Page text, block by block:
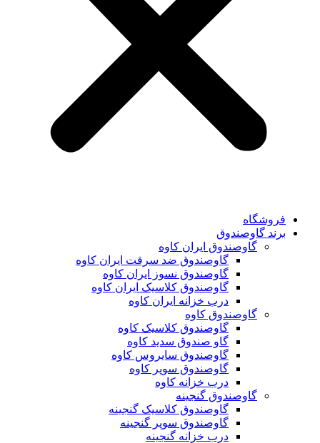
فروشگاه
برند گاوصندوق
گاوصندوق ایران کاوه
گاوصندوق ضد سرقت ایران کاوه
گاوصندوق نسوز ایران کاوه
گاوصندوق کلاسیک ایران کاوه
درب خزانه ایران کاوه
گاوصندوق کاوه
گاوصندوق کلاسیک کاوه
گاو صندوق سدید کاوه
گاوصندوق سایروس کاوه
گاوصندوق سوپر کاوه
درب خزانه کاوه
گاوصندوق گنجینه
گاوصندوق کلاسیک گنجینه
گاوصندوق سوپر گنجینه
درب خزانه گنجینه